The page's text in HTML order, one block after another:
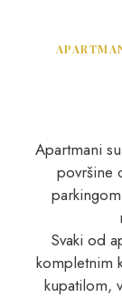
Apartmani
površine
Svaki od
kompletnim
kupatilom,